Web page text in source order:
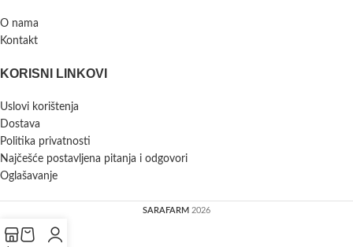
O nama
Kontakt
KORISNI LINKOVI
Uslovi korištenja
Dostava
Politika privatnosti
Najčešće postavljena pitanja i odgovori
Oglašavanje
SARAFARM 2026